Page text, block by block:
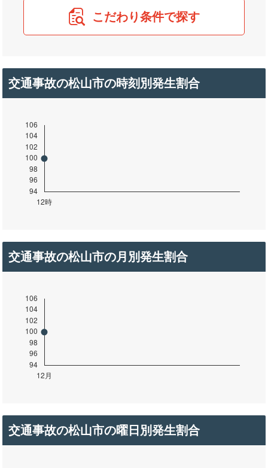
こだわり条件で探す
交通事故の松山市の時刻別発生割合
交通事故の松山市の月別発生割合
交通事故の松山市の曜日別発生割合